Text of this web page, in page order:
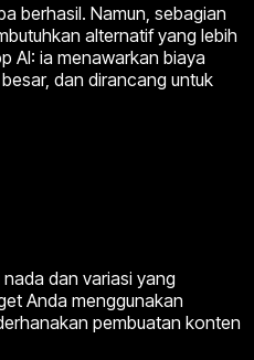
berhasil. Namun, sebagian
alternatif yang lebih
AI: ia menawarkan biaya
dan dirancang untuk
dan variasi yang
Anda menggunakan
pembuatan konten